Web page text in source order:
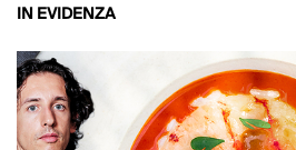
IN EVIDENZA